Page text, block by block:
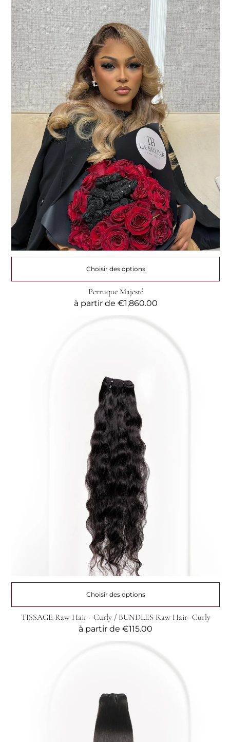
Choisir des options
Perruque Majesté
Prix
à partir de €1,860.00
Choisir des options
TISSAGE Raw Hair - Curly / BUNDLES Raw Hair- Curly
Prix
à partir de €115.00